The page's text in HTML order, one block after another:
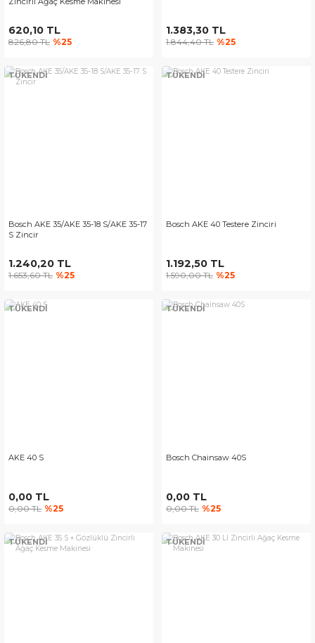
620,10 TL
826,80 TL %25
1.383,30 TL
1.844,40 TL %25
TÜKENDİ
Bosch AKE 35/AKE 35-18 S/AKE 35-17
S Zincir
1.240,20 TL
1.653,60 TL %25
TÜKENDİ
Bosch AKE 40 Testere Zinciri
1.192,50 TL
1.590,00 TL %25
TÜKENDİ
AKE 40 S
0,00 TL
0,00 TL %25
TÜKENDİ
Bosch Chainsaw 40S
0,00 TL
0,00 TL %25
TÜKENDİ TÜKENDİ